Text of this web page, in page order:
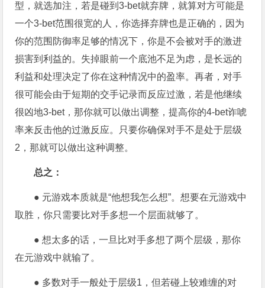
型，就选加注，若是碰到3-bet就弃牌，就算对方可能是
一个3-bet范围很宽的人，你选择弃牌也是正确的，因为
你的范围防御率足够的情况下，你是不会被对手的激进
损害到利益的。失掉眼前一个底池不足为虑，是长远的
利益和处理决定了你在这种情况中的盈率。再者，对手
很可能会由于短期的交手记录而反应过激，若是他继续
很凶地3-bet，那你就可以做出调整，提高你的4-bet诈唬
率来反击他的过激反应。只要你确保对手不是处于层级
2，那就可以做出这种调整。
总之：
● 元游戏本质就是“他想我怎么想”。想要在元游戏中
取胜，你只需要比对手多想一个层面就够了。
● 想太多的话，一旦比对手多想了两个层级，那你
在元游戏中就输了。
● 多数对手一般处于层级1，但若碰上较难缠的对